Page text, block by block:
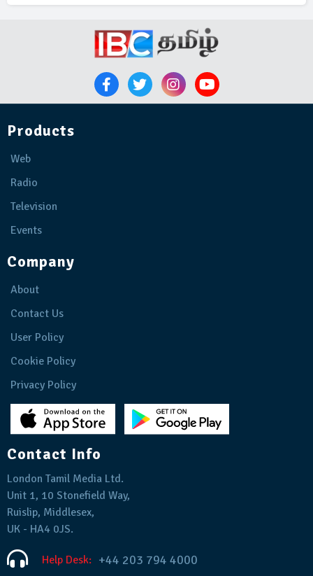
Products
Web
Radio
Television
Events
Company
About
Contact Us
User Policy
Cookie Policy
Privacy Policy
Contact Info
London Tamil Media Ltd.
Unit 1, 10 Stonefield Way,
Ruislip, Middlesex,
UK - HA4 0JS.
Help Desk: +44 203 794 4000